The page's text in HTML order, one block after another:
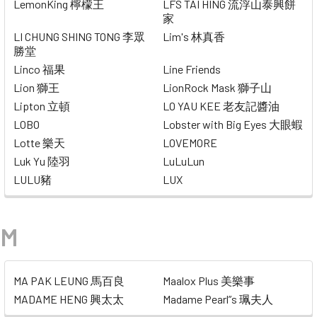
LemonKing 檸檬王
LFS TAI HING 流浮山泰興餅
家
LI CHUNG SHING TONG 李眾
勝堂
Lim's 林真香
Linco 福果
Line Friends
Lion 獅王
LionRock Mask 獅子山
Lipton 立頓
LO YAU KEE 老友記醬油
LOBO
Lobster with Big Eyes 大眼蝦
Lotte 樂天
LOVEMORE
Luk Yu 陸羽
LuLuLun
LULU豬
LUX
M
MA PAK LEUNG 馬百良
Maalox Plus 美樂事
MADAME HENG 興太太
Madame Pearl”s 珮夫人